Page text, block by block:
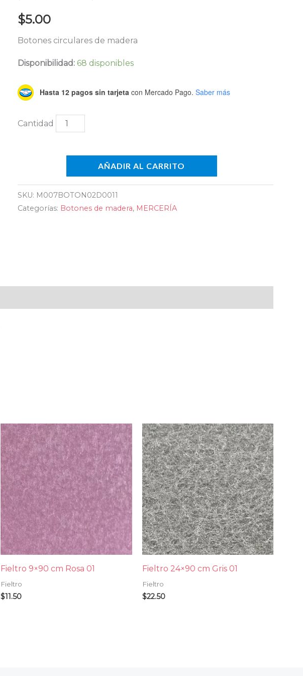
$5.00
Botones circulares de madera
Disponibilidad: 68 disponibles
Hasta 12 pagos sin tarjeta con Mercado Pago. Saber más
diámetro
por
cantidad
AÑADIR AL CARRITO
SKU: M007BOTON02D0011
Categorías: Botones de madera, MERCERÍA
Fieltro 9×90 cm Rosa 01
Fieltro
$11.50
Fieltro 24×90 cm Gris 01
Fieltro
$22.50